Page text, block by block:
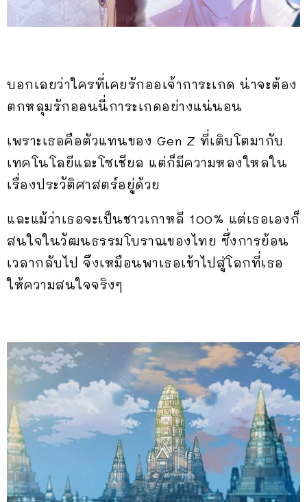
บอกเลยว่าใครที่เคยรักออเจ้าการะเกด น่าจะต้อง
ตกหลุมรักออนนี่การะเกดอย่างแน่นอน
เพราะเธอคือตัวแทนของ Gen Z ที่เติบโตมากับ
เทคโนโลยีและโซเชียล แต่ก็มีความหลงใหลใน
เรื่องประวัติศาสตร์อยู่ด้วย
และแม้ว่าเธอจะเป็นชาวเกาหลี 100% แต่เธอเองก็
สนใจในวัฒนธรรมโบราณของไทย ซึ่งการย้อน
เวลากลับไป จึงเหมือนพาเธอเข้าไปสู่โลกที่เธอ
ให้ความสนใจจริงๆ